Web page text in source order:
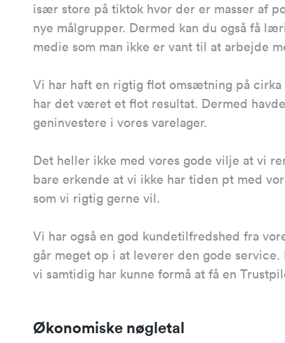
især store på tiktok hvor der er masser af
nye målgrupper. Dermed kan du også få
medie som man ikke er vant til at arbejde
Vi har haft en rigtig flot omsætning på
har det været et flot resultat. Dermed
geninvestere i vores varelager.
Det heller ikke med vores gode vilje at vi
bare erkende at vi ikke har tiden pt med
som vi rigtig gerne vil.
Vi har også en god kundetilfredshed fra
går meget op i at leverer den gode
vi samtidig har kunne formå at få en
Økonomiske nøgletal